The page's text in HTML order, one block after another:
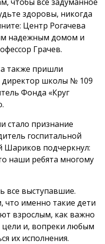
здоровы, никогда
Центр Рогачева
надежным домом и
Грачев.
также пришли
директор школы № 109
Фонда «Круг
стало признание
госпитальной
Шариков подчеркнул:
наши ребята многому
все выступавшие.
что именно такие дети
взрослым, как важно
цели и, вопреки любым
их исполнения.